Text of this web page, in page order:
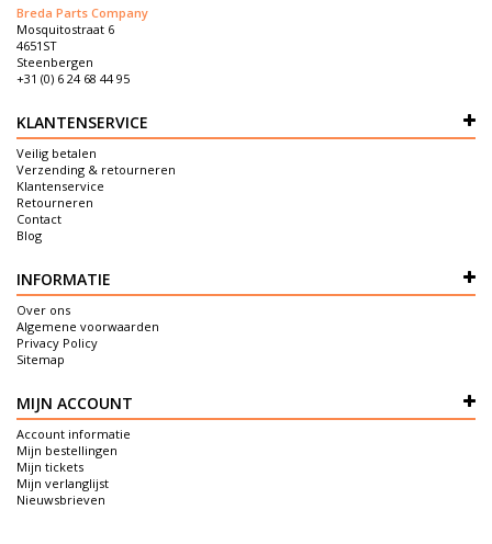
Breda Parts Company
Mosquitostraat 6
4651ST
Steenbergen
+31 (0) 6 24 68 44 95
KLANTENSERVICE
Veilig betalen
Verzending & retourneren
Klantenservice
Retourneren
Contact
Blog
INFORMATIE
Over ons
Algemene voorwaarden
Privacy Policy
Sitemap
MIJN ACCOUNT
Account informatie
Mijn bestellingen
Mijn tickets
Mijn verlanglijst
Nieuwsbrieven